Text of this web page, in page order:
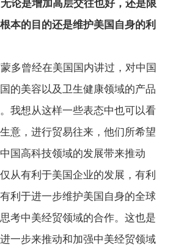
论是增加高层交往也好，还是限
本的目的还是维护美国自身的利
多曾经在美国国内讲过，对中国
的美容以及卫生健康领域的产品
我想从这样一些表态中也可以看
意，进行贸易往来，他们所希望
国高科技领域的发展带来推动
从有利于美国企业的发展，有利
利于进一步维护美国自身的全球
考中美经贸领域的合作。这也是
一步来推动和加强中美经贸领域